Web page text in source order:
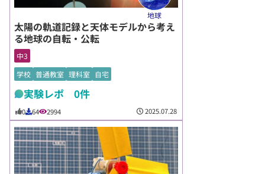
地球
太陽の軌道記録と天体モデルから考え
る地球の自転・公転
中3
学校 普通教室 理科室 自宅
実験レポ 0件
0 64 2994 2025.07.28